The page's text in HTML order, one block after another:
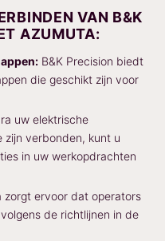
VAN B&K
AZUMUTA:
B&K Precision biedt
die geschikt zijn voor
uw elektrische
verbonden, kunt u
in uw werkopdrachten
zorgt ervoor dat operators
de richtlijnen in de